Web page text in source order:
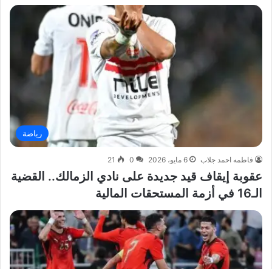
رياضة
فاطمه احمد جلاب 6 مايو، 2026 0
21
عقوبة إيقاف قيد جديدة على نادي الزمالك.. القضية
الـ16 في أزمة المستحقات المالية